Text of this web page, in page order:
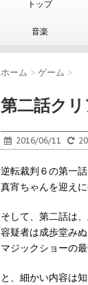
トップ
音楽
ホーム > ゲーム >
第二話ク
2016/06/11
逆転裁判６の第一
真宵ちゃんを迎え
そして、第二話は
容疑者は成歩堂み
マジックショーの
と、細かい内容は